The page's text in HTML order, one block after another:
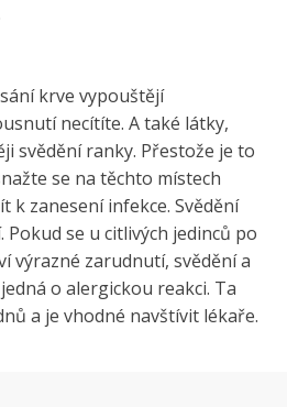
krve vypouštějí
necítíte. A také látky,
svědění ranky. Přestože je to
se na těchto místech
k zanesení infekce. Svědění
Pokud se u citlivých jedinců po
výrazné zarudnutí, svědění a
o alergickou reakci. Ta
a je vhodné navštívit lékaře.